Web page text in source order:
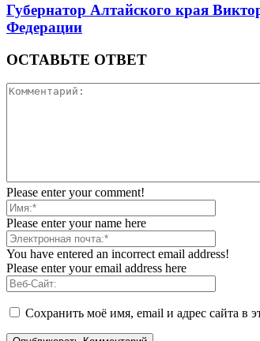
Губернатор Алтайского края
Федерации
ОСТАВЬТЕ ОТВЕТ
Please enter your comment!
Please enter your name here
You have entered an incorrect email address!
Please enter your email address here
Сохранить моё имя, email и адрес сайта в